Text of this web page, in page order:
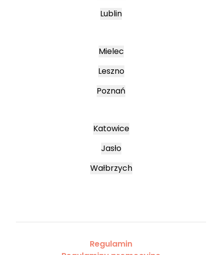
Lublin
Mielec
Leszno
Poznań
Katowice
Jasło
Wałbrzych
Regulamin